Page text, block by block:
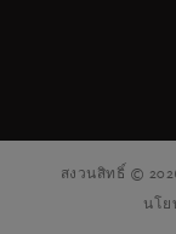
สงวนสิทธิ์ © 2026
นโย